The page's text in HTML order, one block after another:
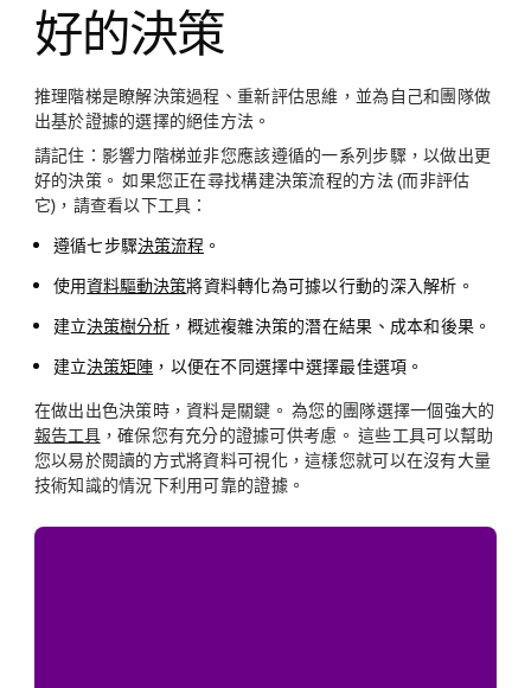
好的決策
推理階梯是瞭解決策過程、重新評估思維，並為自己和團隊做
出基於證據的選擇的絕佳方法。
請記住：影響力階梯並非您應該遵循的一系列步驟，以做出更
好的決策。 如果您正在尋找構建決策流程的方法 (而非評估
它)，請查看以下工具：
遵循七步驟決策流程 。
使用資料驅動決策將資料轉化為可據以行動的深入解析。
建立決策樹分析 ，概述複雜決策的潛在結果、成本和後果。
建立決策矩陣 ，以便在不同選擇中選擇最佳選項。
在做出出色決策時，資料是關鍵。 為您的團隊選擇一個強大的
報告工具，確保您有充分的證據可供考慮。 這些工具可以幫助
您以易於閱讀的方式將資料可視化，這樣您就可以在沒有大量
技術知識的情況下利用可靠的證據。